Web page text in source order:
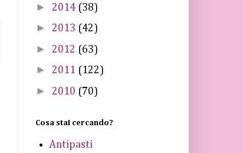
► 2014 (38)
► 2013 (42)
► 2012 (63)
► 2011 (122)
► 2010 (70)
Cosa stai cercando?
Antipasti